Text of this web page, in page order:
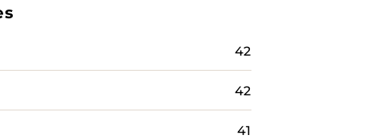
42
42
41